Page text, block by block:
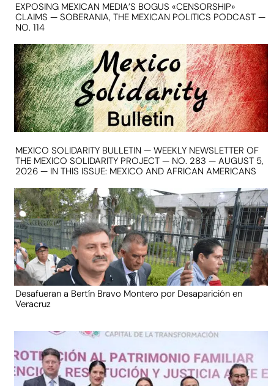
EXPOSING MEXICAN MEDIA’S BOGUS «CENSORSHIP»
CLAIMS — SOBERANIA, THE MEXICAN POLITICS PODCAST —
NO. 114
MEXICO SOLIDARITY BULLETIN — WEEKLY NEWSLETTER OF
THE MEXICO SOLIDARITY PROJECT — NO. 283 — AUGUST 5,
2026 — IN THIS ISSUE: MEXICO AND AFRICAN AMERICANS
Desafueran a Bertín Bravo Montero por Desaparición en
Veracruz